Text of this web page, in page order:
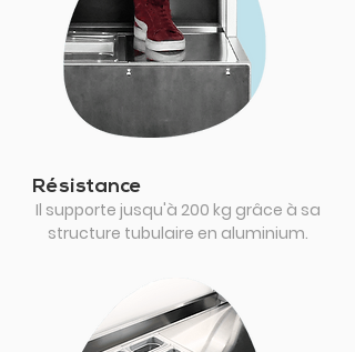
Résistance
Il supporte jusqu'à 200 kg grâce à sa
structure tubulaire en aluminium.